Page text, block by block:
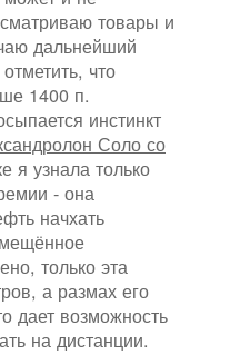
товары и
дальнейший
что
1400 п.
инстинкт
Соло со
я узнала только
- она
начхать
только эта
а размах его
дает возможность
на дистанции.